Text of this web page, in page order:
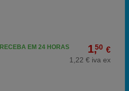
1,50 €
1,22 € iva ex
RECEBA EM 24 HORAS